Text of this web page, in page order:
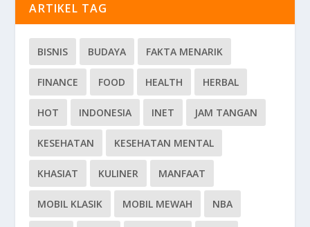
ARTIKEL TAG
BISNIS BUDAYA FAKTA MENARIK
FINANCE FOOD HEALTH HERBAL
HOT INDONESIA INET JAM TANGAN
KESEHATAN KESEHATAN MENTAL
KHASIAT KULINER MANFAAT
MOBIL KLASIK MOBIL MEWAH NBA